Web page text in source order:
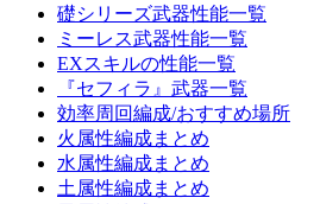
礎シリーズ武器性能一覧
ミーレス武器性能一覧
EXスキルの性能一覧
『セフィラ』武器一覧
効率周回編成/おすすめ場所
火属性編成まとめ
水属性編成まとめ
土属性編成まとめ